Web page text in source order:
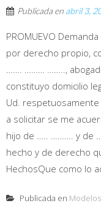
Publicada en abril 3,
PROMUEVO
por derecho propio,
……. ……… ……..,
constituyo domicilio
Ud.
a solicitar se me
hijo de ….. ………. y de
hecho y de derecho
HechosQue como lo
Publicada en